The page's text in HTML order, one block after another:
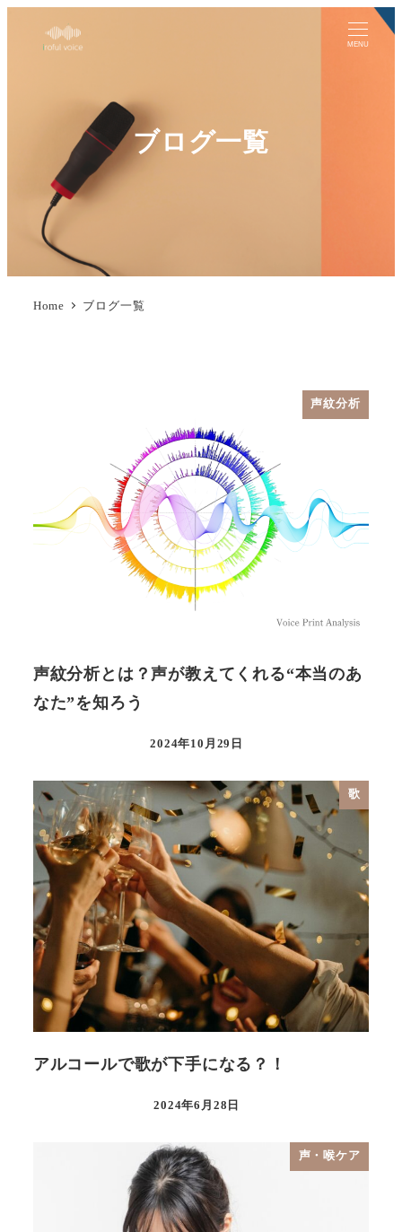
MENU
ブログ一覧
Home ブログ一覧
声紋分析
声紋分析とは？声が教えてくれる“本当のあ
なた”を知ろう
2024年10月29日
歌
アルコールで歌が下手になる？！
2024年6月28日
声・喉ケア